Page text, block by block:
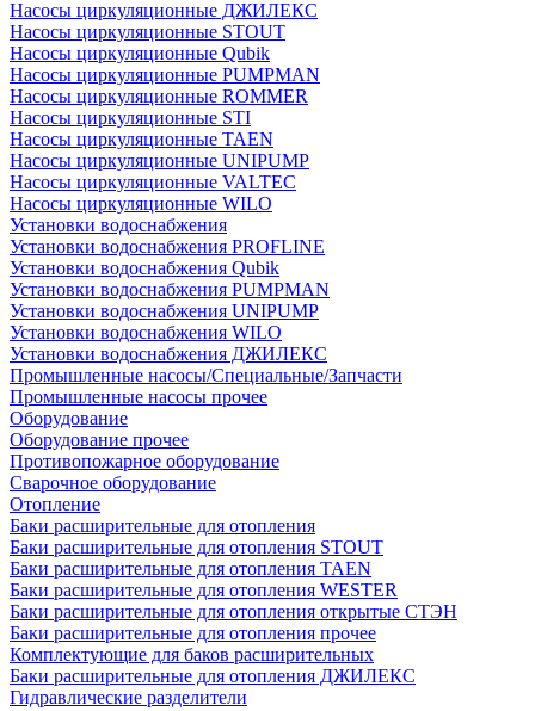
Насосы циркуляционные ДЖИЛЕКС
Насосы циркуляционные STOUT
Насосы циркуляционные Qubik
Насосы циркуляционные PUMPMAN
Насосы циркуляционные ROMMER
Насосы циркуляционные STI
Насосы циркуляционные TAEN
Насосы циркуляционные UNIPUMP
Насосы циркуляционные VALTEC
Насосы циркуляционные WILO
Установки водоснабжения
Установки водоснабжения PROFLINE
Установки водоснабжения Qubik
Установки водоснабжения PUMPMAN
Установки водоснабжения UNIPUMP
Установки водоснабжения WILO
Установки водоснабжения ДЖИЛЕКС
Промышленные насосы/Специальные/Запчасти
Промышленные насосы прочее
Оборудование
Оборудование прочее
Противопожарное оборудование
Сварочное оборудование
Отопление
Баки расширительные для отопления
Баки расширительные для отопления STOUT
Баки расширительные для отопления TAEN
Баки расширительные для отопления WESTER
Баки расширительные для отопления открытые СТЭН
Баки расширительные для отопления прочее
Комплектующие для баков расширительных
Баки расширительные для отопления ДЖИЛЕКС
Гидравлические разделители